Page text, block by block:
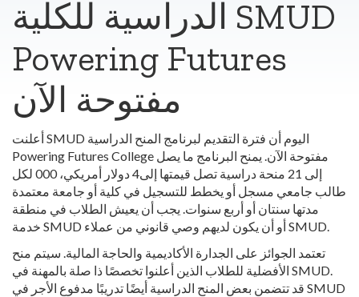
الدراسية للكلية SMUD
Powering Futures
مفتوحة الآن
أعلنت SMUD اليوم أن فترة التقديم لبرنامج المنح الدراسية
Powering Futures College مفتوحة الآن. يمنح البرنامج ما يصل
إلى 21 منحة دراسية تصل قيمتها إلى4 دولار أمريكي، 000 لكل
طالب جامعي مسجل أو يخطط للتسجيل في كلية أو جامعة معتمدة
مدتها سنتان أو أربع سنوات. يجب أن يعيش الطلاب في منطقة
خدمة SMUD أو أن يكون لديهم وصي قانوني من عملاء SMUD.
تعتمد الجوائز على الجدارة الأكاديمية والحاجة المالية. سيتم منح
الأفضلية للطلاب الذين أعلنوا تخصصًا ذا صلة بالمهنة في SMUD.
قد تتضمن بعض المنح الدراسية أيضًا تدريبًا مدفوع الأجر في SMUD